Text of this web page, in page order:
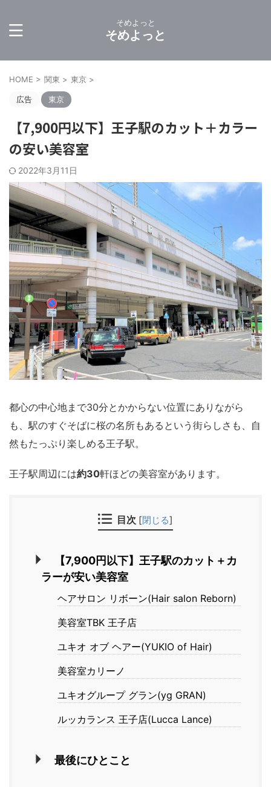
そめよっと
そめよっと
HOME > 関東 > 東京 >
広告 東京
【7,900円以下】王子駅のカット＋カラー
の安い美容室
2022年3月11日
都心の中心地まで30分とかからない位置にありながら
も、駅のすぐそばに桜の名所もあるという街らしさも、自
然もたっぷり楽しめる王子駅。
王子駅周辺には約30軒ほどの美容室があります。
目次 [閉じる]
【7,900円以下】王子駅のカット＋カ
ラーが安い美容室
ヘアサロン リボーン(Hair salon Reborn)
美容室TBK 王子店
ユキオ オブ ヘアー(YUKIO of Hair)
美容室カリーノ
ユキオグループ グラン(yg GRAN)
ルッカランス 王子店(Lucca Lance)
最後にひとこと